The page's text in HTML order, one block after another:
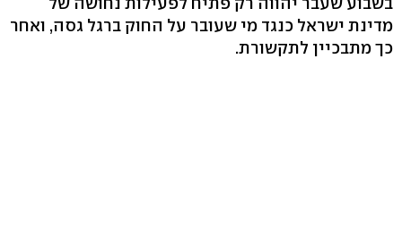
מדינת ישראל כנגד מי שעובר על החוק ברגל גסה, ואחר
כך מתבכיין לתקשורת.